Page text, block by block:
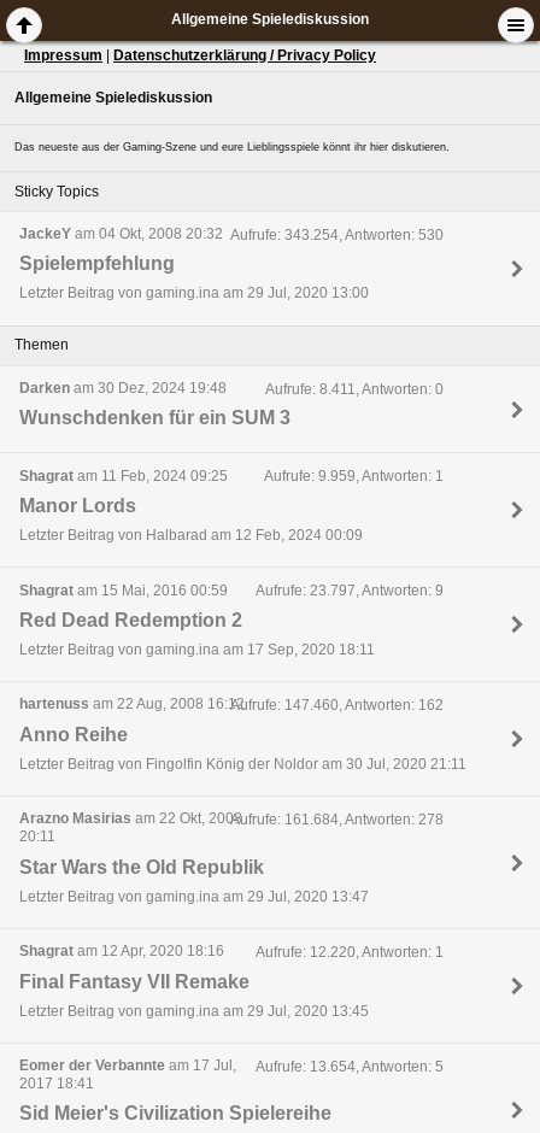
Allgemeine Spielediskussion
Impressum Datenschutzerklärung / Privacy Policy
Allgemeine Spielediskussion
Das neueste aus der Gaming-Szene und eure Lieblingsspiele könnt ihr hier diskutieren.
Sticky Topics
JackeY am 04 Okt, 2008 20:32 Aufrufe: 343.254, Antworten: 530
Spielempfehlung
Letzter Beitrag von gaming.ina am 29 Jul, 2020 13:00
Themen
Darken am 30 Dez, 2024 19:48 Aufrufe: 8.411, Antworten: 0
Wunschdenken für ein SUM 3
Shagrat am 11 Feb, 2024 09:25 Aufrufe: 9.959, Antworten: 1
Manor Lords
Letzter Beitrag von Halbarad am 12 Feb, 2024 00:09
Shagrat am 15 Mai, 2016 00:59 Aufrufe: 23.797, Antworten: 9
Red Dead Redemption 2
Letzter Beitrag von gaming.ina am 17 Sep, 2020 18:11
hartenuss am 22 Aug, 2008 16:12Aufrufe: 147.460, Antworten: 162
Anno Reihe
Letzter Beitrag von Fingolfin König der Noldor am 30 Jul, 2020 21:11
Arazno Masirias am 22 Okt, 2008
20:11
Aufrufe: 161.684, Antworten: 278
Star Wars the Old Republik
Letzter Beitrag von gaming.ina am 29 Jul, 2020 13:47
Shagrat am 12 Apr, 2020 18:16 Aufrufe: 12.220, Antworten: 1
Final Fantasy VII Remake
Letzter Beitrag von gaming.ina am 29 Jul, 2020 13:45
Eomer der Verbannte am 17 Jul,
2017 18:41
Aufrufe: 13.654, Antworten: 5
Sid Meier's Civilization Spielereihe